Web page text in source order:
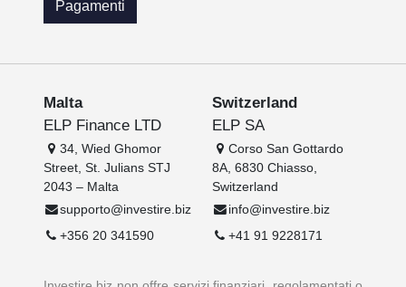
Pagamenti
Malta
ELP Finance LTD
34, Wied Ghomor
Street, St. Julians STJ
2043 – Malta
supporto@investire.biz
+356 20 341590
Switzerland
ELP SA
Corso San Gottardo
8A, 6830 Chiasso,
Switzerland
info@investire.biz
+41 91 9228171